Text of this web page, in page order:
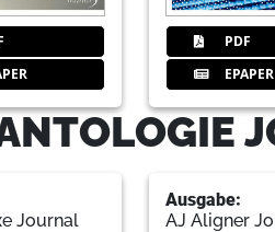
82 Impressum
PDF
EPAPER
Journal
Ausgabe:
AJ Aligner